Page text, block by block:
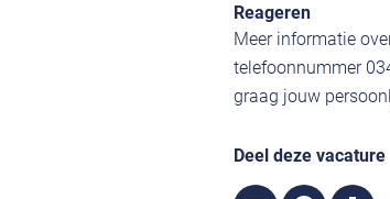
Reageren
Meer informatie
telefoonnummer
graag jouw
Deel deze vacature